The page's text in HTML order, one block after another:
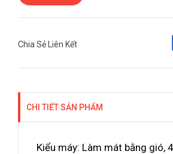
Chia Sẻ Liên Kết
CHI TIẾT SẢN PHẨM
Kiểu máy: Làm mát bằng gió,